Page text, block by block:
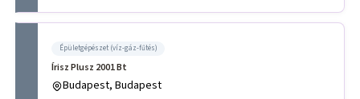
Épületgépészet (víz-gáz-fűtés)
Írisz Plusz 2001 Bt
Budapest, Budapest